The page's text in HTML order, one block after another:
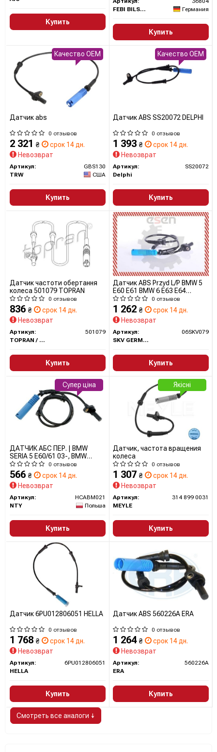
Купить
FEBI BILSTEIN
Германия
Купить
Датчик abs
0 отзывов
2 321 ₴
срок 14 дн.
Невозврат
Артикул:
GBS130
TRW
США
Купить
Качество OEM
Датчик ABS SS20072 DELPHI
0 отзывов
1 393 ₴
срок 14 дн.
Невозврат
Артикул:
SS20072
Delphi
Купить
Качество OEM
Датчик частоти обертання
колеса 501079 TOPRAN
0 отзывов
836 ₴
срок 14 дн.
Невозврат
Артикул:
501079
TOPRAN / HANS PRIES
Купить
Датчик ABS Przуd L/P BMW 5
E60 E61 BMW 6 E63 E64
06SKV079 SKV0 отзывов
1 262 ₴
срок 14 дн.
Невозврат
Артикул:
06SKV079
SKV GERMANY
Купить
ДАТЧИК АБС ПЕР. | BMW
SERIA 5 E60/61 03-, BMW
SERIA 6 E63/64 04- Л/П
HCABM021 NTY
0 отзывов
566 ₴
срок 14 дн.
Невозврат
Артикул:
HCABM021
NTY
Польша
Купить
Супер ціна
Датчик, частота вращения
колеса
0 отзывов
1 307 ₴
срок 14 дн.
Невозврат
Артикул:
314 899 0031
MEYLE
Купить
Якісні
Датчик 6PU012806051 HELLA
0 отзывов
1 768 ₴
срок 14 дн.
Невозврат
Артикул:
6PU012806051
HELLA
Купить
Датчик ABS 560226A ERA
0 отзывов
1 264 ₴
срок 14 дн.
Невозврат
Артикул:
560226A
ERA
Купить
Смотреть все аналоги ↓